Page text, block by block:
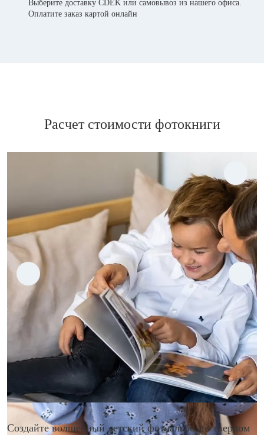
Выберите доставку CDEK или самовывоз из нашего офиса.
Оплатите заказ картой онлайн
Расчет стоимости фотокниги
Создайте волшебный детский фотоальбом в твердом